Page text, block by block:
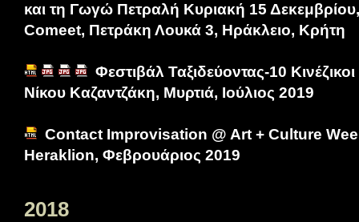
και τη Γωγώ Πετραλή Κυριακή 15
Comeet, Πετράκη Λουκά 3, Ηράκλειο, Κρήτη
Φεστιβάλ Ταξιδεύοντας-10
Νίκου Καζαντζάκη, Μυρτιά, Ιούλιος 2019
Contact Improvisation @ Art + Culture
Heraklion, Φεβρουάριος 2019
2018